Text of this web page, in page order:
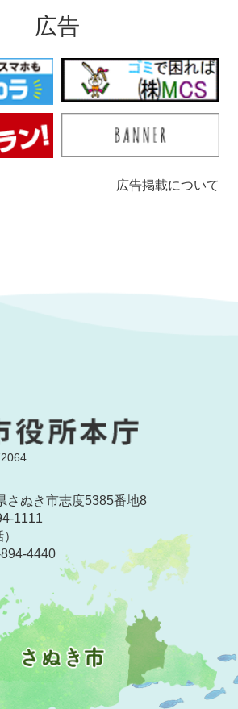
広告
広告掲載について
さぬき市志度5385番地8
1111
4440